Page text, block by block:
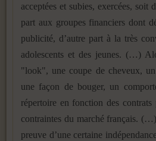
acceptées et subies, exercées, soit
part aux groupes financiers dont
publicité, d’autre part à la très
adolescents et des jeunes. (…)
"look", une coupe de cheveux,
une façon de bouger, un
répertoire en fonction des contrats
contraintes du marché français.
preuve d’une certaine